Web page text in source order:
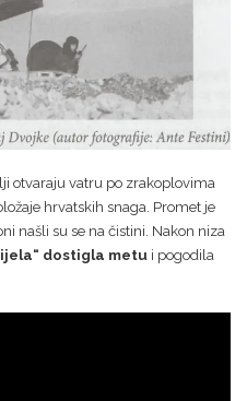
otvaraju vatru po zrakoplovima
hrvatskih snaga. Promet je
našli su se na čistini. Nakon niza
dostigla metu i pogodila